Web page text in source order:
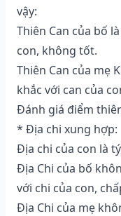
vậy:
Thiên Can của bố
con, không tốt.
Thiên Can của mẹ
khắc với can của
Đánh giá điểm
* Địa chi xung hợp:
Địa chi của con là
Địa Chi của bố
với chi của con,
Địa Chi của mẹ